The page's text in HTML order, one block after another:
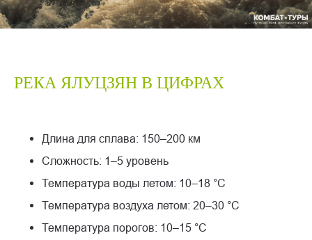
РЕКА ЯЛУЦЗЯН В ЦИФРАХ
Длина для сплава: 150–200 км
Сложность: 1–5 уровень
Температура воды летом: 10–18 °C
Температура воздуха летом: 20–30 °C
Температура порогов: 10–15 °C